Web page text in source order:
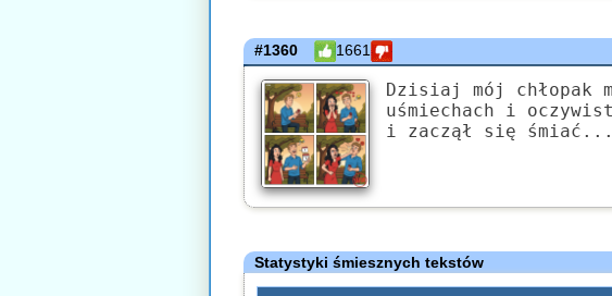
#1360 1661
Dzisiaj mój chłopak
uśmiechach i
i zaczął się śmiać...
Statystyki śmiesznych tekstów